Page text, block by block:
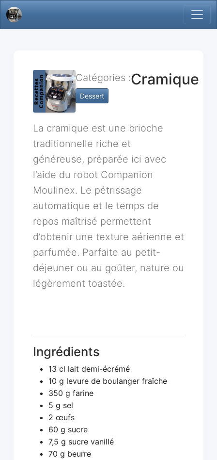
Catégories :
Dessert
Cramique
La cramique est une brioche
traditionnelle riche et
généreuse, préparée ici avec
l’aide du robot Companion
Moulinex. Le pétrissage
automatique et le temps de
repos maîtrisé permettent
d’obtenir une texture aérienne et
parfumée. Parfaite au petit-
déjeuner ou au goûter, nature ou
légèrement toastée.
Ingrédients
13 cl lait demi-écrémé
10 g levure de boulanger fraîche
350 g farine
5 g sel
2 œufs
60 g sucre
7,5 g sucre vanillé
70 g beurre